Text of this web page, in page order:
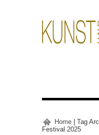
Home
Tag
Festival 2025